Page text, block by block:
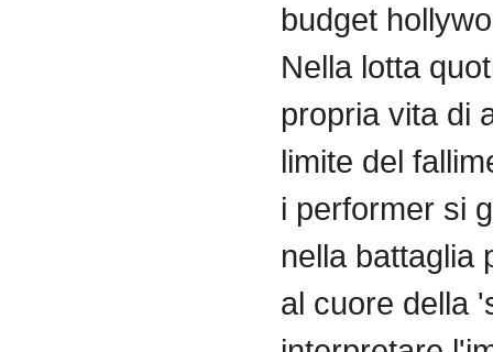
budget
Nella lotta
propria vita di
limite del
i performer si
nella battaglia
al cuore della